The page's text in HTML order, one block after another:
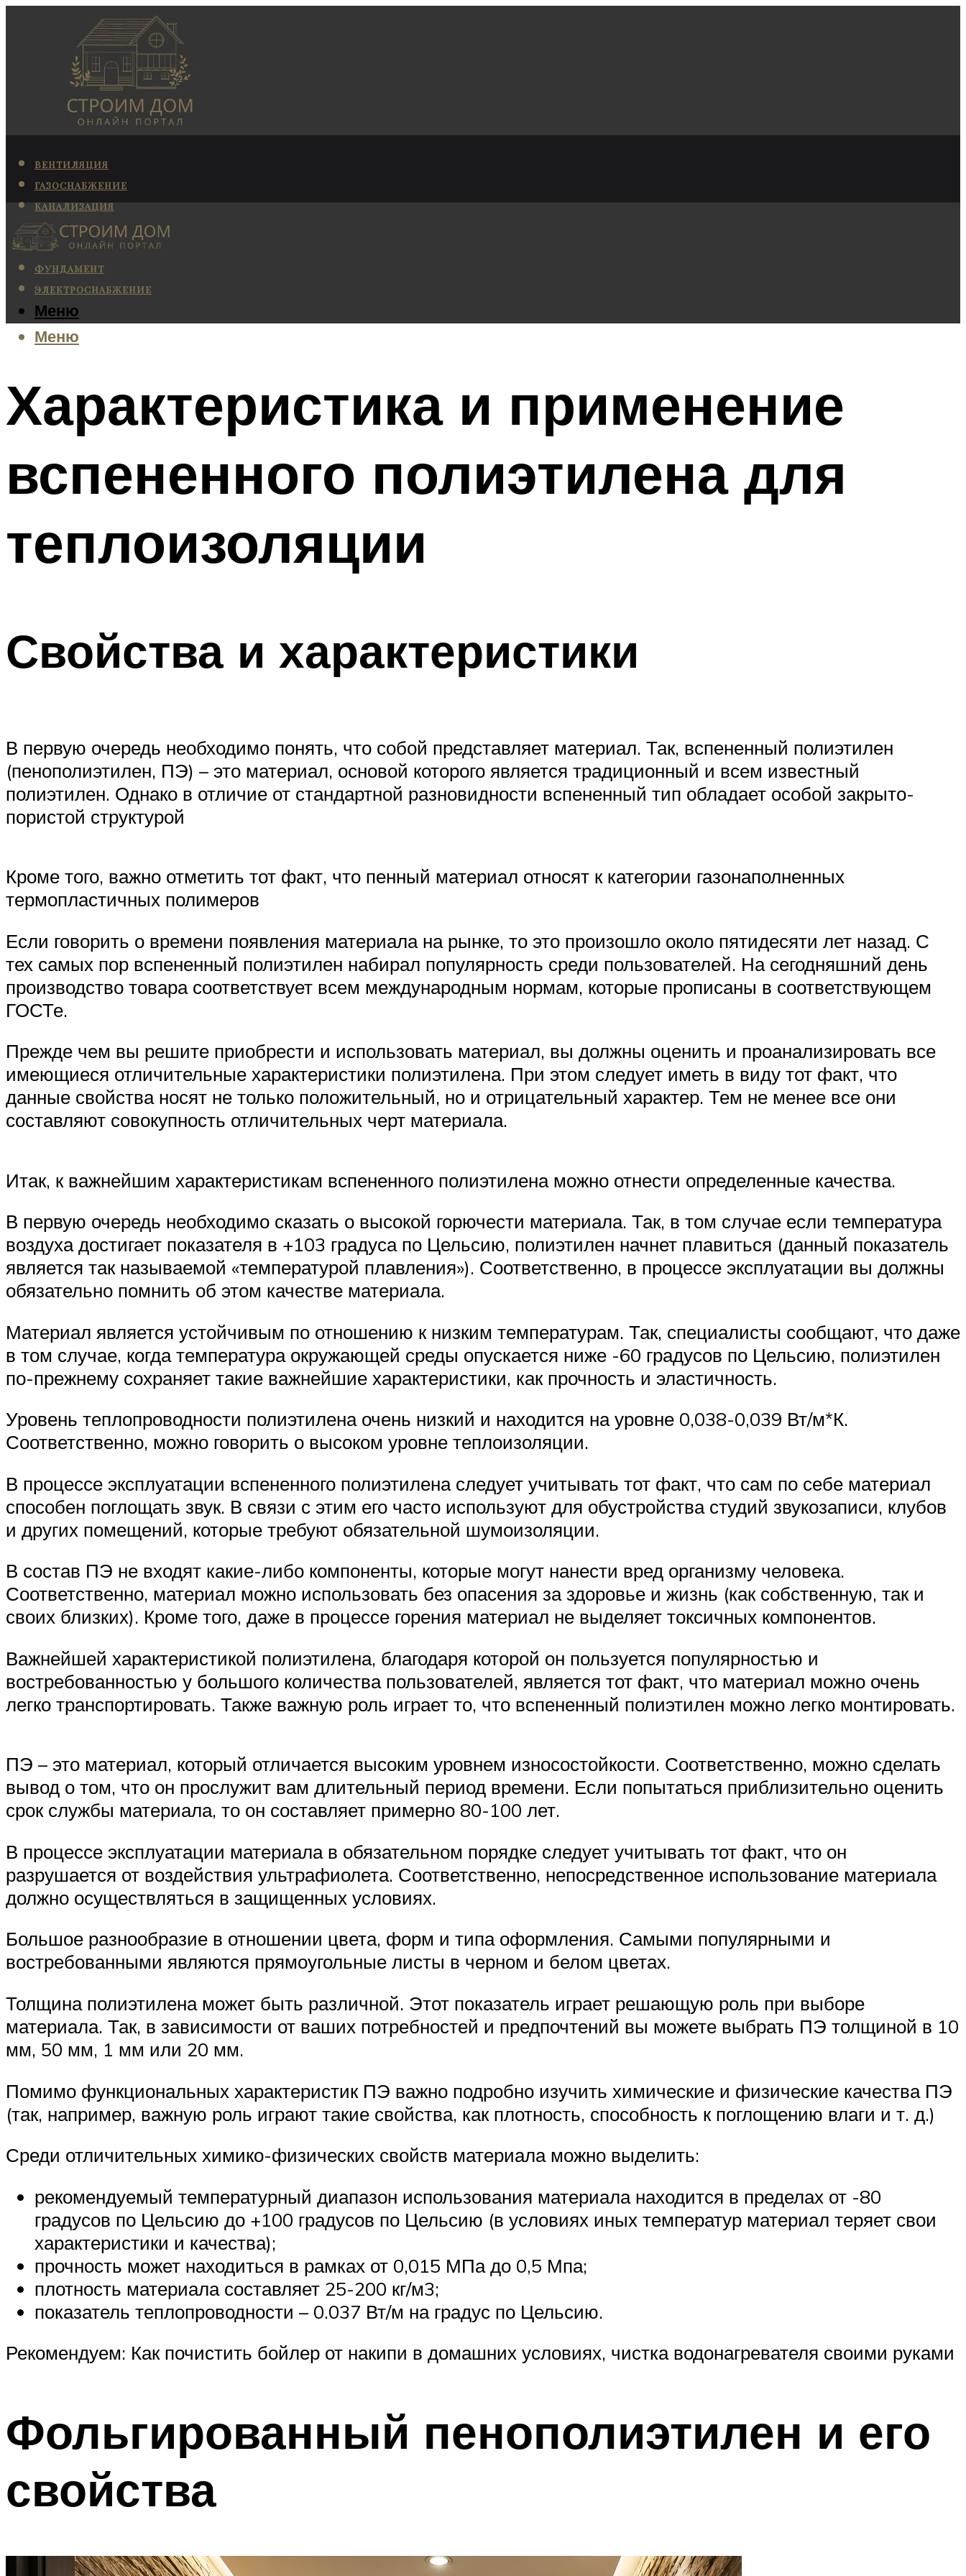
ВЕНТИЛЯЦИЯ
ГАЗОСНАБЖЕНИЕ
КАНАЛИЗАЦИЯ
КОНДИЦИОНИРОВАНИЕ
ОТОПЛЕНИЕ
ФУНДАМЕНТ
ЭЛЕКТРОСНАБЖЕНИЕ
Меню
Меню
Характеристика и применение
вспененного полиэтилена для
теплоизоляции
Свойства и характеристики
В первую очередь необходимо понять, что собой представляет материал. Так, вспененный полиэтилен
(пенополиэтилен, ПЭ) – это материал, основой которого является традиционный и всем известный
полиэтилен. Однако в отличие от стандартной разновидности вспененный тип обладает особой закрыто-
пористой структурой
Кроме того, важно отметить тот факт, что пенный материал относят к категории газонаполненных
термопластичных полимеров
Если говорить о времени появления материала на рынке, то это произошло около пятидесяти лет назад. С
тех самых пор вспененный полиэтилен набирал популярность среди пользователей. На сегодняшний день
производство товара соответствует всем международным нормам, которые прописаны в соответствующем
ГОСТе.
Прежде чем вы решите приобрести и использовать материал, вы должны оценить и проанализировать все
имеющиеся отличительные характеристики полиэтилена. При этом следует иметь в виду тот факт, что
данные свойства носят не только положительный, но и отрицательный характер. Тем не менее все они
составляют совокупность отличительных черт материала.
Итак, к важнейшим характеристикам вспененного полиэтилена можно отнести определенные качества.
В первую очередь необходимо сказать о высокой горючести материала. Так, в том случае если температура
воздуха достигает показателя в +103 градуса по Цельсию, полиэтилен начнет плавиться (данный показатель
является так называемой «температурой плавления»). Соответственно, в процессе эксплуатации вы должны
обязательно помнить об этом качестве материала.
Материал является устойчивым по отношению к низким температурам. Так, специалисты сообщают, что даже
в том случае, когда температура окружающей среды опускается ниже -60 градусов по Цельсию, полиэтилен
по-прежнему сохраняет такие важнейшие характеристики, как прочность и эластичность.
Уровень теплопроводности полиэтилена очень низкий и находится на уровне 0,038-0,039 Вт/м*К.
Соответственно, можно говорить о высоком уровне теплоизоляции.
В процессе эксплуатации вспененного полиэтилена следует учитывать тот факт, что сам по себе материал
способен поглощать звук. В связи с этим его часто используют для обустройства студий звукозаписи, клубов
и других помещений, которые требуют обязательной шумоизоляции.
В состав ПЭ не входят какие-либо компоненты, которые могут нанести вред организму человека.
Соответственно, материал можно использовать без опасения за здоровье и жизнь (как собственную, так и
своих близких). Кроме того, даже в процессе горения материал не выделяет токсичных компонентов.
Важнейшей характеристикой полиэтилена, благодаря которой он пользуется популярностью и
востребованностью у большого количества пользователей, является тот факт, что материал можно очень
легко транспортировать. Также важную роль играет то, что вспененный полиэтилен можно легко монтировать.
ПЭ – это материал, который отличается высоким уровнем износостойкости. Соответственно, можно сделать
вывод о том, что он прослужит вам длительный период времени. Если попытаться приблизительно оценить
срок службы материала, то он составляет примерно 80-100 лет.
В процессе эксплуатации материала в обязательном порядке следует учитывать тот факт, что он
разрушается от воздействия ультрафиолета. Соответственно, непосредственное использование материала
должно осуществляться в защищенных условиях.
Большое разнообразие в отношении цвета, форм и типа оформления. Самыми популярными и
востребованными являются прямоугольные листы в черном и белом цветах.
Толщина полиэтилена может быть различной. Этот показатель играет решающую роль при выборе
материала. Так, в зависимости от ваших потребностей и предпочтений вы можете выбрать ПЭ толщиной в 10
мм, 50 мм, 1 мм или 20 мм.
Помимо функциональных характеристик ПЭ важно подробно изучить химические и физические качества ПЭ
(так, например, важную роль играют такие свойства, как плотность, способность к поглощению влаги и т. д.)
Среди отличительных химико-физических свойств материала можно выделить:
рекомендуемый температурный диапазон использования материала находится в пределах от -80
градусов по Цельсию до +100 градусов по Цельсию (в условиях иных температур материал теряет свои
характеристики и качества);
прочность может находиться в рамках от 0,015 МПа до 0,5 Мпа;
плотность материала составляет 25-200 кг/м3;
показатель теплопроводности – 0.037 Вт/м на градус по Цельсию.
Рекомендуем: Как почистить бойлер от накипи в домашних условиях, чистка водонагревателя своими руками
Фольгированный пенополиэтилен и его
свойства